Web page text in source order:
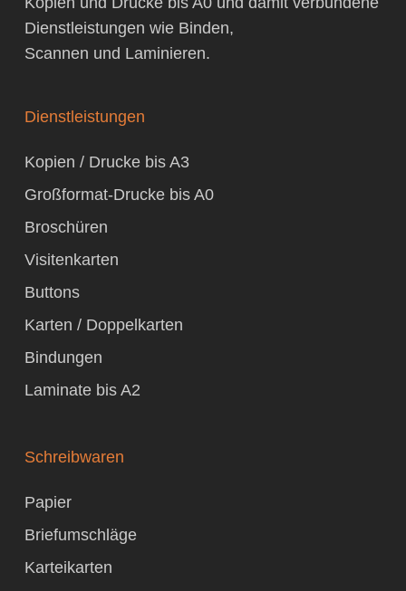
Dienstleistungen wie Binden,
Scannen und Laminieren.
Dienstleistungen
Kopien / Drucke bis A3
Großformat-Drucke bis A0
Broschüren
Visitenkarten
Buttons
Karten / Doppelkarten
Bindungen
Laminate bis A2
Schreibwaren
Papier
Briefumschläge
Karteikarten